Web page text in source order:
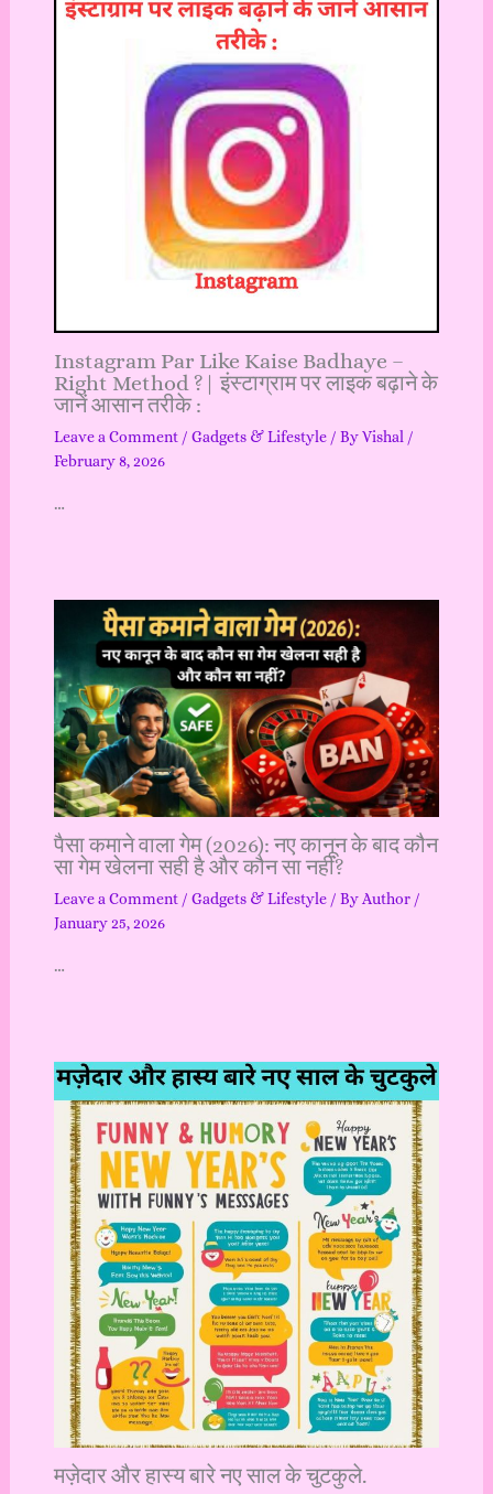
Instagram Par Like Kaise Badhaye –
Right Method ?| इंस्टाग्राम पर लाइक बढ़ाने के
जानें आसान तरीके :
Leave a Comment / Gadgets & Lifestyle/ ByVishal /
February 8, 2026
…
पैसा कमाने वाला गेम (2026): नए कानून के बाद कौन
सा गेम खेलना सही है और कौन सा नहीं?
Leave a Comment / Gadgets & Lifestyle/ By Author /
January 25, 2026
…
मज़ेदार और हास्य बारे नए साल के चुटकुले.